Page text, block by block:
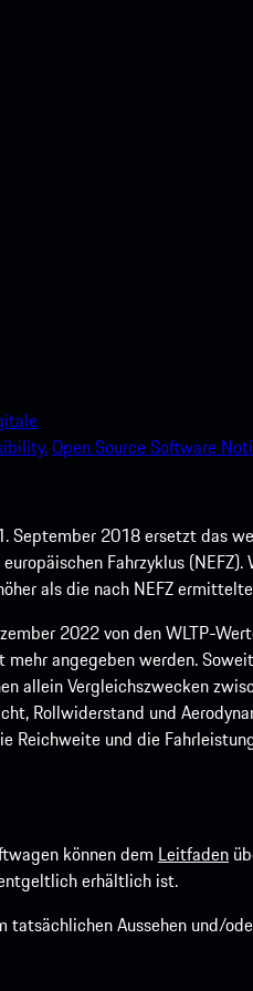
Open Source Software
September 2018 ersetzt das
Fahrzyklus
als die nach NEFZ
2022 von den WLTP-
angegeben werden.
allein Vergleichszwecken
Rollwiderstand und
Reichweite und die
können dem Leitfaden
erhältlich ist.
Aussehen und/